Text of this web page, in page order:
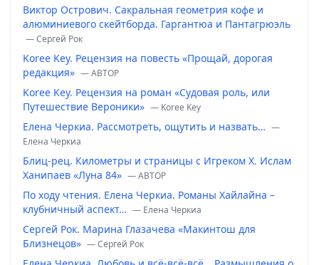
Виктор Острович. Сакральная геометрия кофе и
алюминиевого скейтборда. Гаргантюа и Пантагрюэль
— Сергей Рок
Koree Key. Рецензия на повесть «Прощай, дорогая
редакция» — ABTOP
Koree Key. Рецензия на роман «Судовая роль, или
Путешествие Вероники» — Koree Key
Елена Черкиа. Рассмотреть, ощутить и назвать… —
Елена Черкиа
Блиц-рец. Километры и страницы с Игреком Х. Ислам
Ханипаев «Луна 84» — ABTOP
По ходу чтения. Елена Черкиа. Романы Хайлайна –
клубничный аспект… — Елена Черкиа
Сергей Рок. Марина Глазачева «Макинтош для
Близнецов» — Сергей Рок